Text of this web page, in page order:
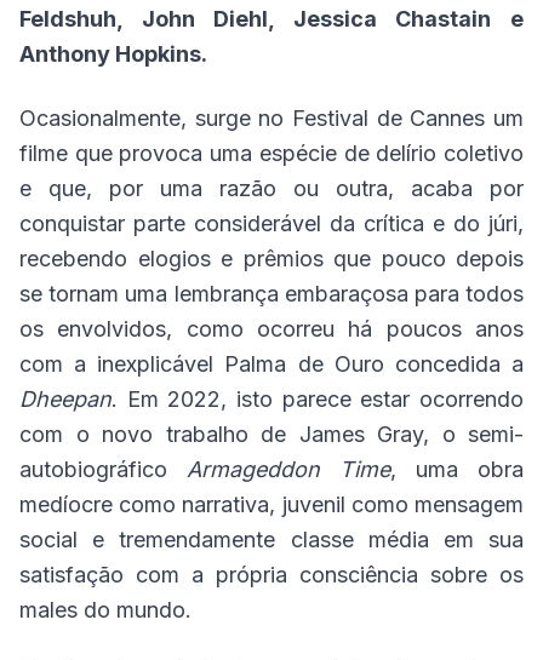
Feldshuh, John Diehl, Jessica Chastain e
Anthony Hopkins.
Ocasionalmente, surge no Festival de Cannes um
filme que provoca uma espécie de delírio coletivo
e que, por uma razão ou outra, acaba por
conquistar parte considerável da crítica e do júri,
recebendo elogios e prêmios que pouco depois
se tornam uma lembrança embaraçosa para todos
os envolvidos, como ocorreu há poucos anos
com a inexplicável Palma de Ouro concedida a
Dheepan. Em 2022, isto parece estar ocorrendo
com o novo trabalho de James Gray, o semi-
autobiográfico Armageddon Time, uma obra
medíocre como narrativa, juvenil como mensagem
social e tremendamente classe média em sua
satisfação com a própria consciência sobre os
males do mundo.